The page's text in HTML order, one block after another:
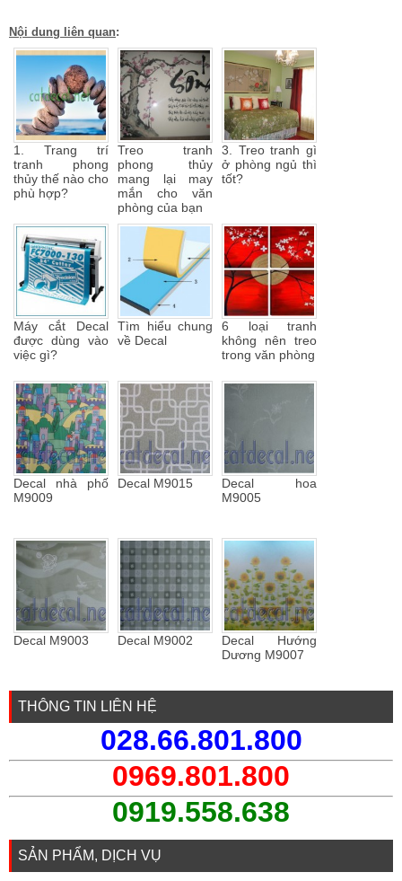
Nội dung liên quan:
1. Trang trí
tranh phong
thủy thế nào cho
phù hợp?
Treo tranh
phong thủy
mang lại may
mắn cho văn
phòng của bạn
3. Treo tranh gì
ở phòng ngủ thì
tốt?
Máy cắt Decal
được dùng vào
việc gì?
Tìm hiểu chung
về Decal
6 loại tranh
không nên treo
trong văn phòng
Decal nhà phố
M9009
Decal M9015
Decal hoa
M9005
Decal M9003 Decal M9002
Decal Hướng
Dương M9007
THÔNG TIN LIÊN HỆ
028.66.801.800
0969.801.800
0919.558.638
SẢN PHẨM, DỊCH VỤ